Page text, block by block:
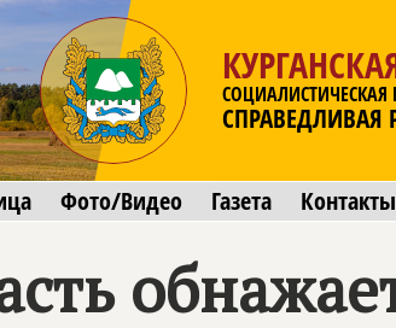
СОЦИАЛИСТИЧЕСКАЯ
СПРАВЕДЛИВАЯ
Фото/Видео Газета Контакты